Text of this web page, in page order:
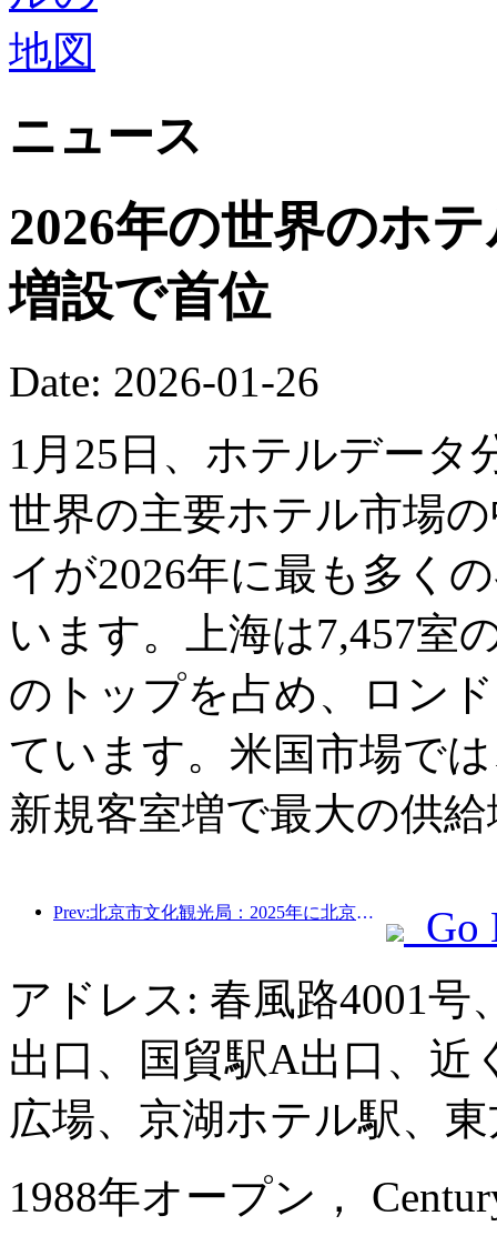
ニュース
2026年の世界のホ
増設で首位
Date: 2026-01-26
1月25日、ホテルデータ
世界の主要ホテル市場
イが2026年に最も多く
います。上海は7,457室
のトップを占め、ロン
ています。米国市場で
新規客室増で最大の供
Prev:北京市文化観光局：2025年に北京市を訪れた観光客は548万人で、前年比39％増加した。
Go
アドレス: 春風路4001号
出口、国貿駅A出口、近
広場、京湖ホテル駅、
1988年オープン，